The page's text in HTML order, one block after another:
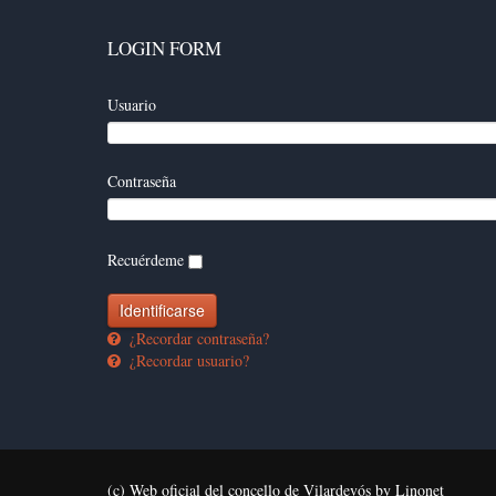
LOGIN FORM
Usuario
Contraseña
Recuérdeme
¿Recordar contraseña?
¿Recordar usuario?
(c) Web oficial del concello de Vilardevós by Linonet